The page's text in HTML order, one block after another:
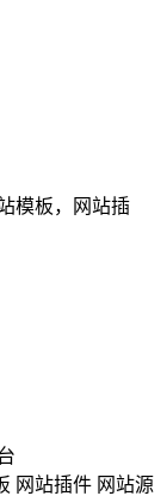
模板，网站插
网站插件 网站源